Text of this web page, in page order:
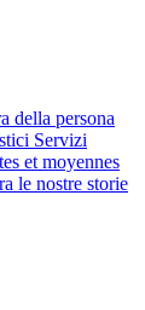
della persona
Servizi
et moyennes
le nostre storie